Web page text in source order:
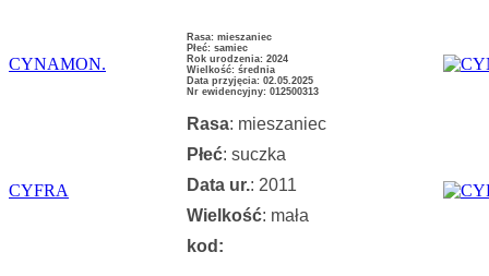
CYNAMON.
Rasa: mieszaniec
Płeć: samiec
Rok urodzenia: 2024
Wielkość: średnia
Data przyjęcia: 02.05.2025
Nr ewidencyjny: 012500313
CYFRA
Rasa: mieszaniec
Płeć: suczka
Data ur.: 2011
Wielkość: mała
kod: